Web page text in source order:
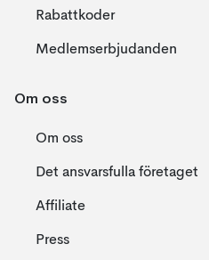
Rabattkoder
Medlemserbjudanden
Om oss
Om oss
Det ansvarsfulla företaget
Affiliate
Press